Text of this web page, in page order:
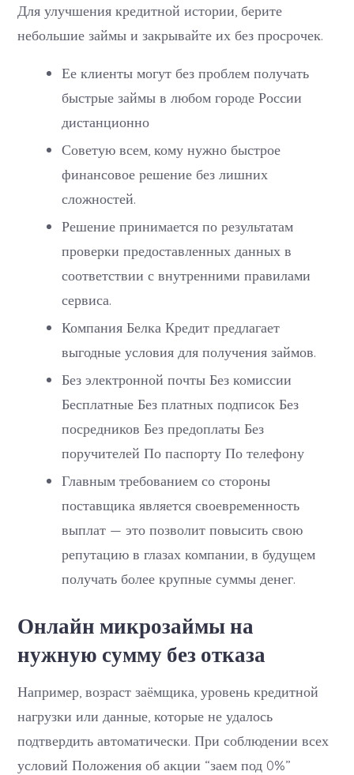
Для улучшения кредитной истории, берите
небольшие займы и закрывайте их без просрочек.
Ее клиенты могут без проблем получать
быстрые займы в любом городе России
дистанционно
Советую всем, кому нужно быстрое
финансовое решение без лишних
сложностей.
Решение принимается по результатам
проверки предоставленных данных в
соответствии с внутренними правилами
сервиса.
Компания Белка Кредит предлагает
выгодные условия для получения займов.
Без электронной почты Без комиссии
Бесплатные Без платных подписок Без
посредников Без предоплаты Без
поручителей По паспорту По телефону
Главным требованием со стороны
поставщика является своевременность
выплат — это позволит повысить свою
репутацию в глазах компании, в будущем
получать более крупные суммы денег.
Онлайн микрозаймы на
нужную сумму без отказа
Например, возраст заёмщика, уровень кредитной
нагрузки или данные, которые не удалось
подтвердить автоматически. При соблюдении всех
условий Положения об акции “заем под 0%”